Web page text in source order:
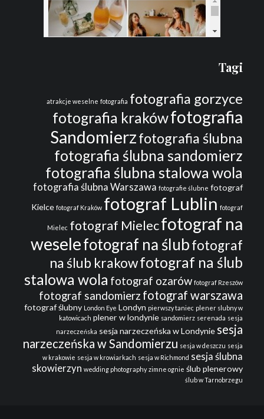
Tagi
atrakcje weselne fotografia fotografia gorzyce
fotografia krakówfotografia
Sandomierzfotografia ślubna
fotografia ślubna sandomierz
fotografia ślubna stalowa wola
fotografia ślubna Warszawa fotografie ślubne fotograf
Kielce fotograf Kraków fotograf Lublin fotograf
Mielec fotograf Mielecfotograf na
weselefotograf na ślubfotograf
na ślub krakowfotograf na ślub
stalowa wola fotograf ozarów fotograf Rzeszów
fotograf sandomierz fotograf warszawa
fotograf ślubny London Eye Londyn pierwszy taniec plener slubny w
katowicach plener w londynie sandomierz serenada sesja
narzeczeńska sesja narzeczeńska w Londynie sesja
narzeczeńska w Sandomierzu sesja w deszczu sesja
w krakowie sesja w krowiarkach sesja w Richmond sesja ślubna
skowierzyn wedding photography zimne ognie ślub plenerowy
ślub w Tarnobrzegu